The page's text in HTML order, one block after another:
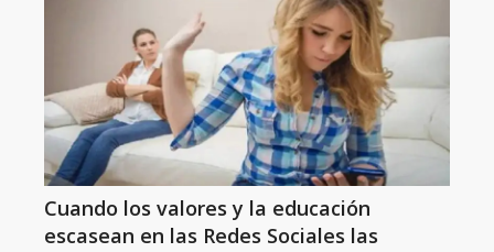
Cuando los valores y la educación
escasean en las Redes Sociales las